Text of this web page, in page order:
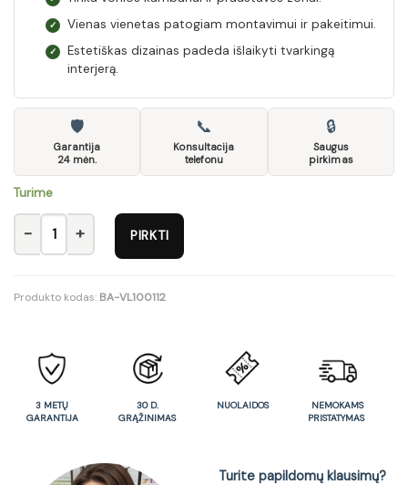
✓ Vienas vienetas patogiam montavimui ir pakeitimui.
✓
Estetiškas dizainas padeda išlaikyti tvarkingą
interjerą.
🛡
Garantija
24 mėn.
📞
Konsultacija
telefonu
🔒
Saugus
pirkimas
Turime
produkto kiekis: Maišytuvas
PIRKTI
Produkto kodas: BA-VL100112
3 METŲ
GARANTIJA
30 D.
GRĄŽINIMAS
NUOLAIDOS
NEMOKAMS
PRISTATYMAS
Turite papildomų klausimų?